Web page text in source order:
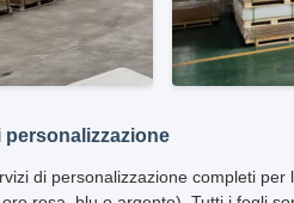
personalizzazione
di personalizzazione completi